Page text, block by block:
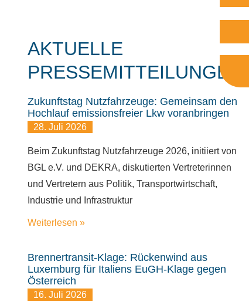
AKTUELLE
PRESSEMITTEILUNGEN
Zukunftstag Nutzfahrzeuge: Gemeinsam den
Hochlauf emissionsfreier Lkw voranbringen
28. Juli 2026
Beim Zukunftstag Nutzfahrzeuge 2026, initiiert von
BGL e.V. und DEKRA, diskutierten Vertreterinnen
und Vertretern aus Politik, Transportwirtschaft,
Industrie und Infrastruktur
Weiterlesen »
Brennertransit-Klage: Rückenwind aus
Luxemburg für Italiens EuGH-Klage gegen
Österreich
16. Juli 2026